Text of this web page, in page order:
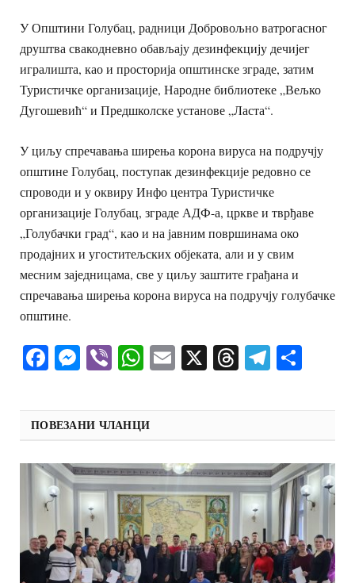
У Општини Голубац, радници Добровољно ватрогасног
друштва свакодневно обављају дезинфекцију дечијег
игралишта, као и просторија општинске зграде, затим
Туристичке организације, Народне библиотеке „Вељко
Дугошевић“ и Предшколске установе „Ласта“.
У циљу спречавања ширења корона вируса на подручју
општине Голубац, поступак дезинфекције редовно се
спроводи и у оквиру Инфо центра Туристичке
организације Голубац, зграде АДФ-а, цркве и тврђаве
„Голубачки град“, као и на јавним површинама око
продајних и угоститељских објеката, али и у свим
месним заједницама, све у циљу заштите грађана и
спречавања ширења корона вируса на подручју голубачке
општине.
Facebook
Messenger
ViberWhatsApp
Email
X Threads
ПОВЕЗАНИ ЧЛАНЦИ